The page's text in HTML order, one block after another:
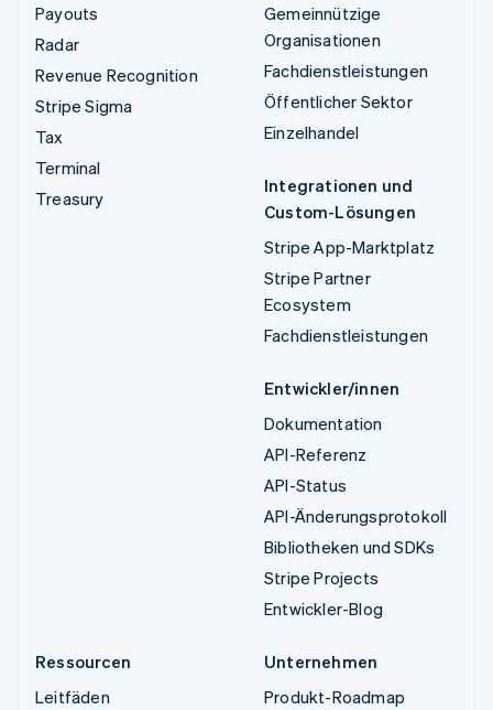
Payouts
Radar
Revenue Recognition
Stripe Sigma
Tax
Terminal
Treasury
Gemeinnützige
Organisationen
Fachdienstleistungen
Öffentlicher Sektor
Einzelhandel
Integrationen und
Custom-Lösungen
Stripe App-Marktplatz
Stripe Partner
Ecosystem
Fachdienstleistungen
Entwickler/innen
Dokumentation
API-Referenz
API-Status
API-Änderungsprotokoll
Bibliotheken und SDKs
Stripe Projects
Entwickler-Blog
Ressourcen
Leitfäden
Unternehmen
Produkt-Roadmap